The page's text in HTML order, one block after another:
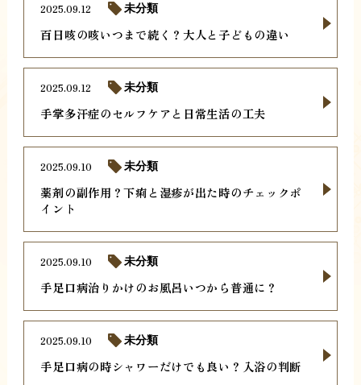
百日咳の咳いつまで続く？大人と子どもの違い
2025.09.12 未分類
手掌多汗症のセルフケアと日常生活の工夫
2025.09.12 未分類
薬剤の副作用？下痢と湿疹が出た時のチェックポ
イント
2025.09.10 未分類
手足口病治りかけのお風呂いつから普通に？
2025.09.10 未分類
手足口病の時シャワーだけでも良い？入浴の判断
2025.09.10 未分類